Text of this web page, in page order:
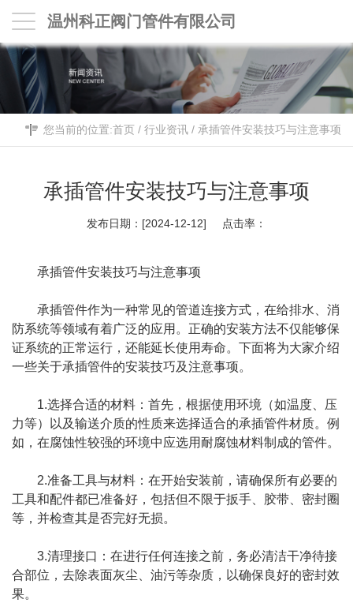
温州科正阀门管件有限公司
您当前的位置:首页 / 行业资讯 / 承插管件安装技巧与注意事项
承插管件安装技巧与注意事项
发布日期：[2024-12-12] 点击率：
承插管件安装技巧与注意事项
承插管件作为一种常见的管道连接方式，在给排水、消
防系统等领域有着广泛的应用。正确的安装方法不仅能够保
证系统的正常运行，还能延长使用寿命。下面将为大家介绍
一些关于承插管件的安装技巧及注意事项。
1.选择合适的材料：首先，根据使用环境（如温度、压
力等）以及输送介质的性质来选择适合的承插管件材质。例
如，在腐蚀性较强的环境中应选用耐腐蚀材料制成的管件。
2.准备工具与材料：在开始安装前，请确保所有必要的
工具和配件都已准备好，包括但不限于扳手、胶带、密封圈
等，并检查其是否完好无损。
3.清理接口：在进行任何连接之前，务必清洁干净待接
合部位，去除表面灰尘、油污等杂质，以确保良好的密封效
果。